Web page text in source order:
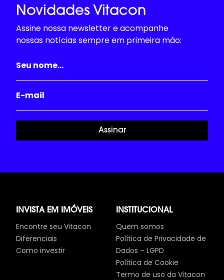
Novidades Vitacon
Assine nossa newsletter e acompanhe
nossas notícias sempre em primeira mão:
Assinar
INVISTA EM IMÓVEIS
Encontre seu Vitacon
Diferenciais
Como investir
INSTITUCIONAL
Quem somos
Política de Privacidade de
Dados – LGPD
Política de Cookie
Termo de uso da Vitacon